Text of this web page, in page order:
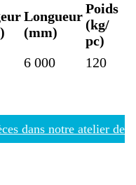
Longueur
(mm)
Poids
(kg/​
pc)
6 000 120
dans notre atelier de